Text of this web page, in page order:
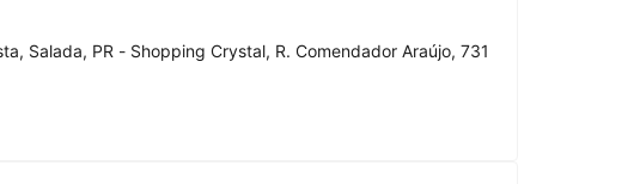
Salada, PR - Shopping Crystal, R. Comendador Araújo, 731